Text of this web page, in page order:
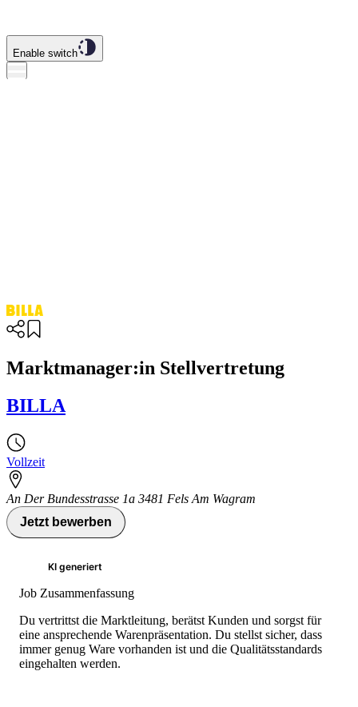
Enable switch
Marktmanager:in Stellvertretung
BILLA
Vollzeit
An Der Bundesstrasse 1a 3481 Fels Am Wagram
Jetzt bewerben
KI generiert
Job Zusammenfassung
Du vertrittst die Marktleitung, berätst Kunden und sorgst für
eine ansprechende Warenpräsentation. Du stellst sicher, dass
immer genug Ware vorhanden ist und die Qualitätsstandards
eingehalten werden.